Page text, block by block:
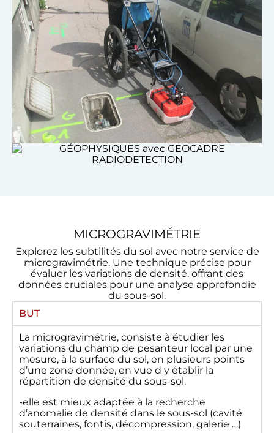
MICROGRAVIMÉTRIE
Explorez les subtilités du sol avec notre service de
microgravimétrie. Une technique précise pour
évaluer les variations de densité, offrant des
données cruciales pour une analyse approfondie
du sous-sol.
BUT
La microgravimétrie, consiste à étudier les
variations du champ de pesanteur local par une
mesure, à la surface du sol, en plusieurs points
d’une zone donnée, en vue d y établir la
répartition de densité du sous-sol.
-elle est mieux adaptée à la recherche
d’anomalie de densité dans le sous-sol (cavité
souterraines, fontis, décompression, galerie …)